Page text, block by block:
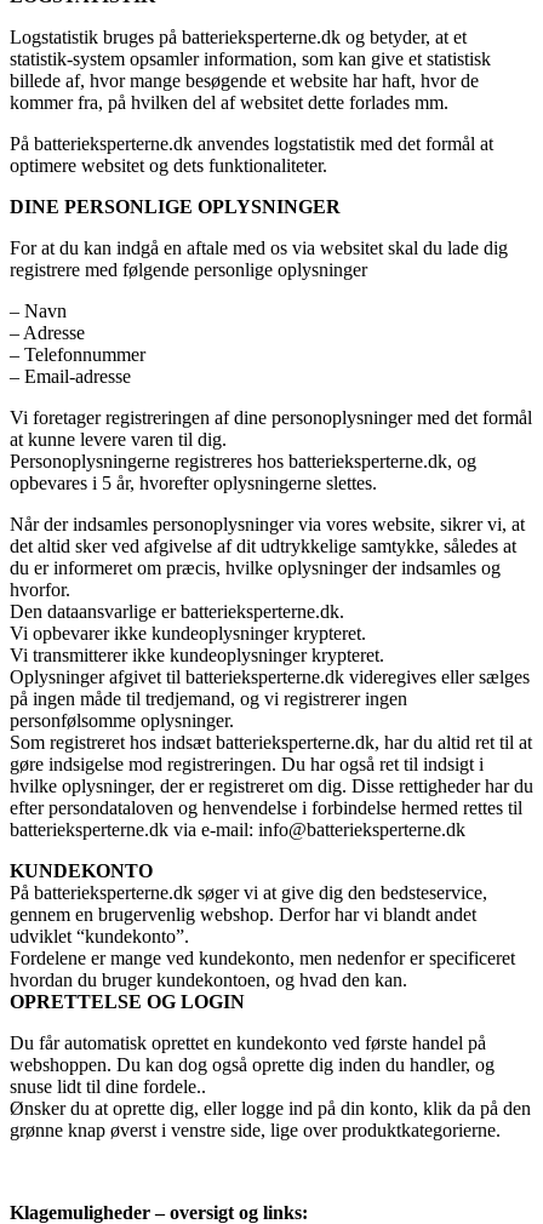
Logstatistik bruges på batterieksperterne.dk og betyder, at et
statistik-system opsamler information, som kan give et statistisk
billede af, hvor mange besøgende et website har haft, hvor de
kommer fra, på hvilken del af websitet dette forlades mm.
På batterieksperterne.dk anvendes logstatistik med det formål at
optimere websitet og dets funktionaliteter.
DINE PERSONLIGE OPLYSNINGER
For at du kan indgå en aftale med os via websitet skal du lade dig
registrere med følgende personlige oplysninger
– Navn
– Adresse
– Telefonnummer
– Email-adresse
Vi foretager registreringen af dine personoplysninger med det formål
at kunne levere varen til dig.
Personoplysningerne registreres hos batterieksperterne.dk, og
opbevares i 5 år, hvorefter oplysningerne slettes.
Når der indsamles personoplysninger via vores website, sikrer vi, at
det altid sker ved afgivelse af dit udtrykkelige samtykke, således at
du er informeret om præcis, hvilke oplysninger der indsamles og
hvorfor.
Den dataansvarlige er batterieksperterne.dk.
Vi opbevarer ikke kundeoplysninger krypteret.
Vi transmitterer ikke kundeoplysninger krypteret.
Oplysninger afgivet til batterieksperterne.dk videregives eller sælges
på ingen måde til tredjemand, og vi registrerer ingen
personfølsomme oplysninger.
Som registreret hos indsæt batterieksperterne.dk, har du altid ret til at
gøre indsigelse mod registreringen. Du har også ret til indsigt i
hvilke oplysninger, der er registreret om dig. Disse rettigheder har du
efter persondataloven og henvendelse i forbindelse hermed rettes til
batterieksperterne.dk via e-mail: info@batterieksperterne.dk
KUNDEKONTO
På batterieksperterne.dk søger vi at give dig den bedsteservice,
gennem en brugervenlig webshop. Derfor har vi blandt andet
udviklet “kundekonto”.
Fordelene er mange ved kundekonto, men nedenfor er specificeret
hvordan du bruger kundekontoen, og hvad den kan.
OPRETTELSE OG LOGIN
Du får automatisk oprettet en kundekonto ved første handel på
webshoppen. Du kan dog også oprette dig inden du handler, og
snuse lidt til dine fordele..
Ønsker du at oprette dig, eller logge ind på din konto, klik da på den
grønne knap øverst i venstre side, lige over produktkategorierne.
Klagemuligheder – oversigt og links: